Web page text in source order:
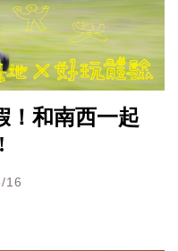
！和南西一起
16